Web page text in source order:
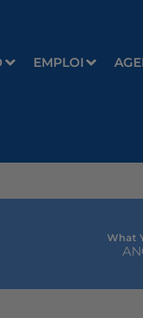
EMPLOI
What